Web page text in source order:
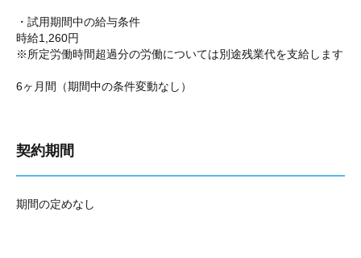
・試用期間中の給与条件
時給1,260円
※所定労働時間超過分の労働については別途残業代を支給します
6ヶ月間（期間中の条件変動なし）
契約期間
期間の定めなし